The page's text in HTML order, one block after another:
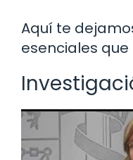
Aquí te
esenciales